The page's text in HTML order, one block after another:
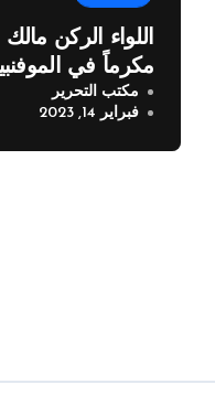
اللواء الركن
مكرماً في
بيروت
مكتب التحرير
فبراير 14, 2023